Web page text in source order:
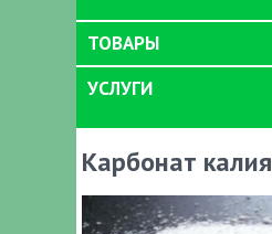
ТОВАРЫ
УСЛУГИ
Карбонат калия